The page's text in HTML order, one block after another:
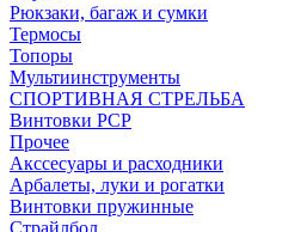
Рюкзаки, багаж и сумки
Термосы
Топоры
Мультиинструменты
СПОРТИВНАЯ СТРЕЛЬБА
Винтовки PCP
Прочее
Акссесуары и расходники
Арбалеты, луки и рогатки
Винтовки пружинные
Страйлбол